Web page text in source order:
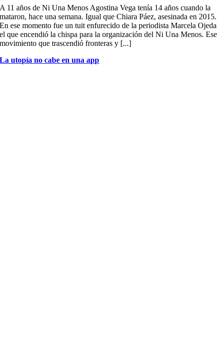
A 11 años de Ni Una Menos Agostina Vega tenía 14 años cuando la
mataron, hace una semana. Igual que Chiara Páez, asesinada en 2015.
En ese momento fue un tuit enfurecido de la periodista Marcela Ojeda
el que encendió la chispa para la organización del Ni Una Menos. Ese
movimiento que trascendió fronteras y [...]
La utopía no cabe en una app